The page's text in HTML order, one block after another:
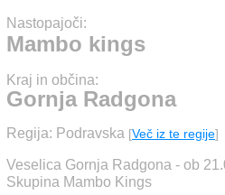
Nastopajoči:
Mambo kings
Kraj in občina:
Gornja Radgona
Regija: Podravska [Več iz te regije]
Veselica Gornja Radgona - ob
Skupina Mambo Kings